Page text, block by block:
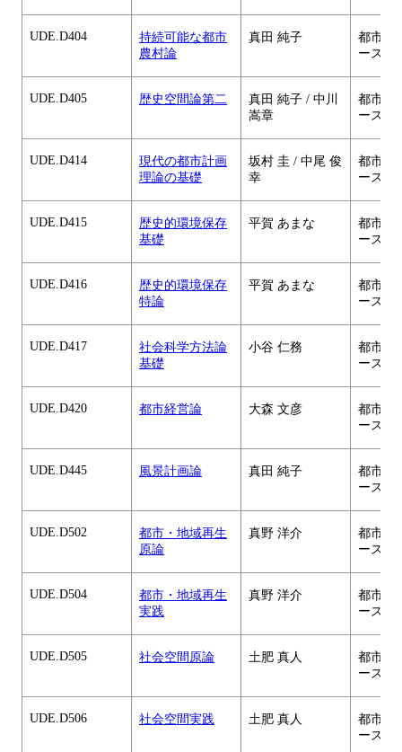
UDE.D404
持続可能な都市
農村論
真田 純子
都市・
ース
UDE.D405 歴史空間論第二
真田 純子 / 中川
嵩章
都市・
ース
UDE.D414
現代の都市計画
理論の基礎
坂村 圭 / 中尾 俊
幸
都市・
ース
UDE.D415
歴史的環境保存
基礎
平賀 あまな
都市・
ース
UDE.D416
歴史的環境保存
特論
平賀 あまな
都市・
ース
UDE.D417
社会科学方法論
基礎
小谷 仁務
都市・
ース
UDE.D420 都市経営論 大森 文彦
都市・
ース
UDE.D445 風景計画論 真田 純子
都市・
ース
UDE.D502
都市・地域再生
原論
真野 洋介
都市・
ース
UDE.D504
都市・地域再生
実践
真野 洋介
都市・
ース
UDE.D505 社会空間原論 土肥 真人
都市・
ース
UDE.D506 社会空間実践 土肥 真人
都市・
ース